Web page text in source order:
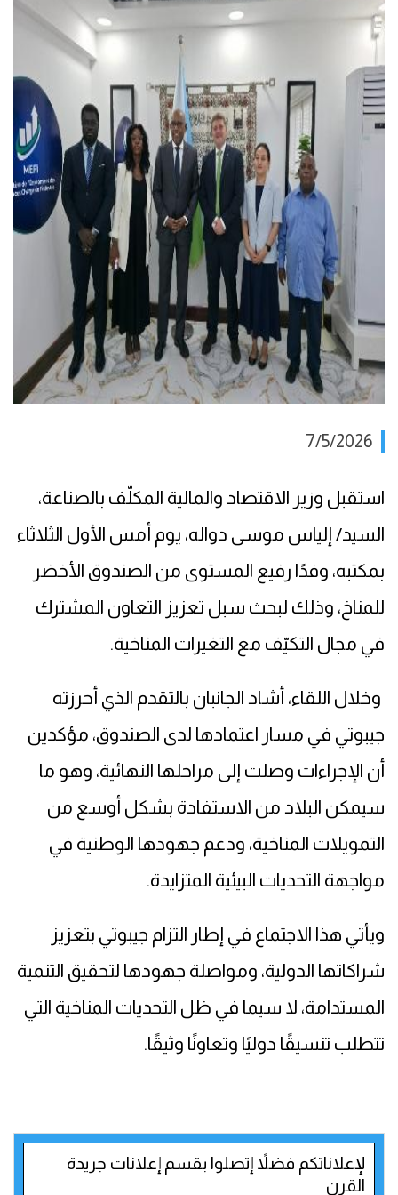
7/5/2026
استقبل وزير الاقتصاد والمالية المكلّف بالصناعة،
السيد/ إلياس موسى دواله، يوم أمس الأول الثلاثاء
بمكتبه، وفدًا رفيع المستوى من الصندوق الأخضر
للمناخ، وذلك لبحث سبل تعزيز التعاون المشترك
في مجال التكيّف مع التغيرات المناخية.
وخلال اللقاء، أشاد الجانبان بالتقدم الذي أحرزته
جيبوتي في مسار اعتمادها لدى الصندوق، مؤكدين
أن الإجراءات وصلت إلى مراحلها النهائية، وهو ما
سيمكن البلاد من الاستفادة بشكل أوسع من
التمويلات المناخية، ودعم جهودها الوطنية في
مواجهة التحديات البيئية المتزايدة.
ويأتي هذا الاجتماع في إطار التزام جيبوتي بتعزيز
شراكاتها الدولية، ومواصلة جهودها لتحقيق التنمية
المستدامة، لا سيما في ظل التحديات المناخية التي
تتطلب تنسيقًا دوليًا وتعاونًا وثيقًا.
لإعلاناتكم فضلاً إتصلوا بقسم إعلانات جريدة
القرن